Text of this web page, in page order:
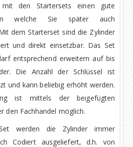
den Startersets einen gute
welche Sie später auch
dem Starterset sind die Zylinder
und direkt einsetzbar. Das Set
entsprechend erweitern auf bis
Die Anzahl der Schlüssel ist
und kann beliebig erhöht werden.
ist mittels der beigefügten
den Fachhandel möglich.
werden die Zylinder immer
Codiert ausgeliefert, d.h. von